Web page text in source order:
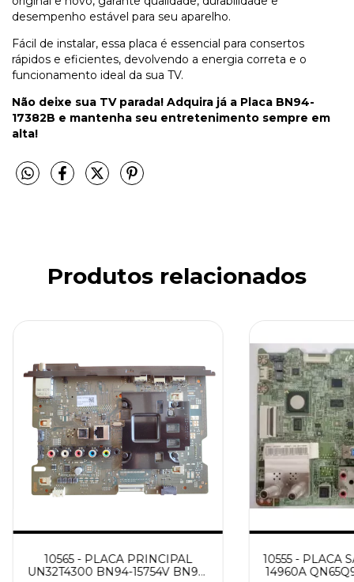
desempenho estável para seu aparelho.
Fácil de instalar, essa placa é essencial para consertos
rápidos e eficientes, devolvendo a energia correta e o
funcionamento ideal da sua TV.
Não deixe sua TV parada! Adquira já a Placa BN94-
17382B e mantenha seu entretenimento sempre em
alta!
Produtos relacionados
10565 - PLACA PRINCIPAL
UN32T4300 BN94-15754V BN94-
10555 - PLACA
14960A